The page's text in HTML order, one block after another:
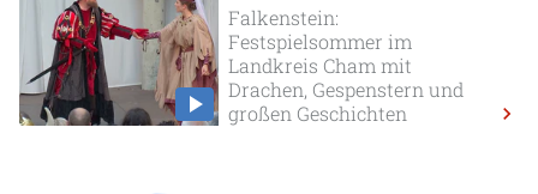
Falkenstein:
Festspielsommer im
Landkreis Cham mit
Drachen, Gespenstern und
großen Geschichten